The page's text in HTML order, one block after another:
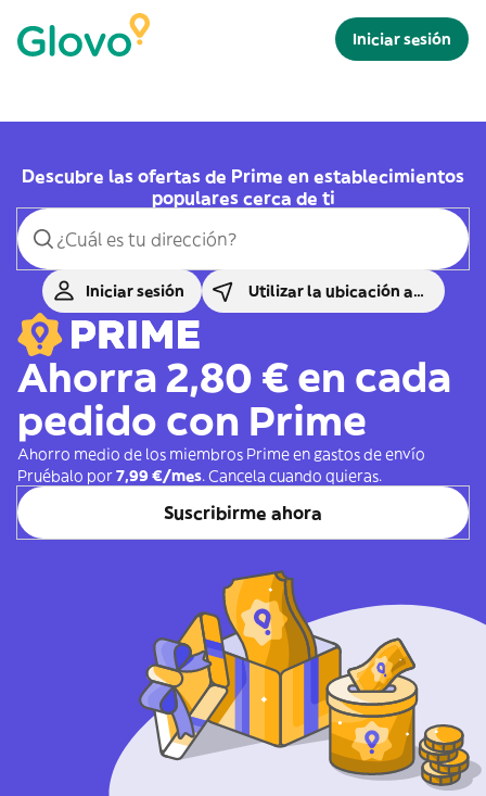
Iniciar sesión
Descubre las ofertas de Prime en establecimientos
populares cerca de ti
Iniciar sesión Utilizar la ubicación actual
Ahorra 2,80 € en cada
pedido con Prime
Ahorro medio de los miembros Prime en gastos de envío
Pruébalo por7,99 €/mes. Cancela cuando quieras.
Suscribirme ahora